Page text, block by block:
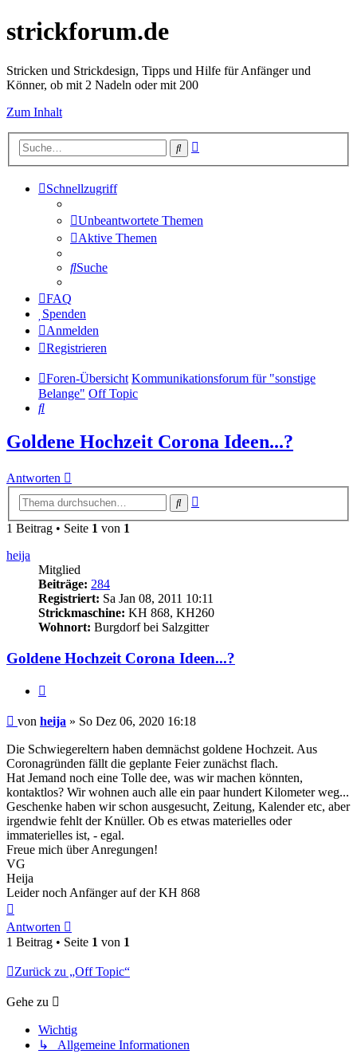
strickforum.de
Stricken und Strickdesign, Tipps und Hilfe für Anfänger und
Könner, ob mit 2 Nadeln oder mit 200
Zum Inhalt
Suche
Schnellzugriff
Unbeantwortete Themen
Aktive Themen
Suche
FAQ
Spenden
Anmelden
Registrieren
Foren-Übersicht Kommunikationsforum für "sonstige
Belange" Off Topic
Suche
Goldene Hochzeit Corona Ideen...?
Antworten
Suche
1 Beitrag • Seite 1 von 1
heija
Mitglied
Beiträge: 284
Registriert: Sa Jan 08, 2011 10:11
Strickmaschine: KH 868, KH260
Wohnort: Burgdorf bei Salzgitter
Goldene Hochzeit Corona Ideen...?
Beitrag
von heija » So Dez 06, 2020 16:18
Die Schwiegereltern haben demnächst goldene Hochzeit. Aus
Coronagründen fällt die geplante Feier zunächst flach.
Hat Jemand noch eine Tolle dee, was wir machen könnten,
kontaktlos? Wir wohnen auch alle ein paar hundert Kilometer weg...
Geschenke haben wir schon ausgesucht, Zeitung, Kalender etc, aber
irgendwie fehlt der Knüller. Ob es etwas materielles oder
immaterielles ist, - egal.
Freue mich über Anregungen!
VG
Heija
Leider noch Anfänger auf der KH 868
oben
Antworten
1 Beitrag • Seite 1 von 1
Zurück zu „Off Topic“
Gehe zu
Wichtig
↳ Allgemeine Informationen